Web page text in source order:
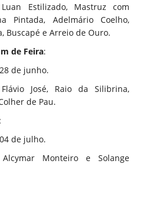
Estilizado, Mastruz com
Pintada, Adelmário Coelho,
Buscapé e Arreio de Ouro.
de Feira:
de junho.
José, Raio da Silibrina,
de Pau.
:
de julho.
Monteiro e Solange